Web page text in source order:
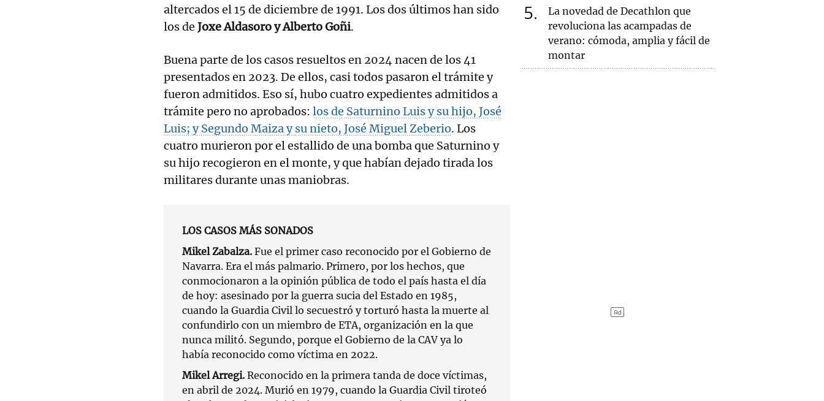
altercados el 15 de diciembre de 1991. Los dos últimos han sido
los de Joxe Aldasoro y Alberto Goñi.
Buena parte de los casos resueltos en 2024 nacen de los 41
presentados en 2023. De ellos, casi todos pasaron el trámite y
fueron admitidos. Eso sí, hubo cuatro expedientes admitidos a
trámite pero no aprobados: los de Saturnino Luis y su hijo, José
Luis; y Segundo Maiza y su nieto, José Miguel Zeberio. Los
cuatro murieron por el estallido de una bomba que Saturnino y
su hijo recogieron en el monte, y que habían dejado tirada los
militares durante unas maniobras.
LOS CASOS MÁS SONADOS
Mikel Zabalza. Fue el primer caso reconocido por el Gobierno de
Navarra. Era el más palmario. Primero, por los hechos, que
conmocionaron a la opinión pública de todo el país hasta el día
de hoy: asesinado por la guerra sucia del Estado en 1985,
cuando la Guardia Civil lo secuestró y torturó hasta la muerte al
confundirlo con un miembro de ETA, organización en la que
nunca militó. Segundo, porque el Gobierno de la CAV ya lo
había reconocido como víctima en 2022.
Mikel Arregi. Reconocido en la primera tanda de doce víctimas,
en abril de 2024. Murió en 1979, cuando la Guardia Civil tiroteó
5
La novedad de Decathlon que
revoluciona las acampadas de
verano: cómoda, amplia y fácil de
montar